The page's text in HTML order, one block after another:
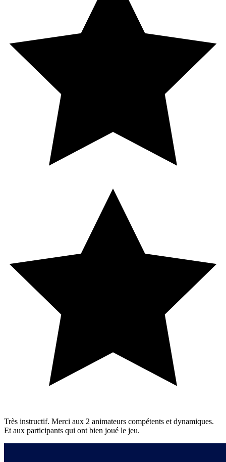
Très instructif. Merci aux 2 animateurs compétents et dynamiques.
Et aux participants qui ont bien joué le jeu.